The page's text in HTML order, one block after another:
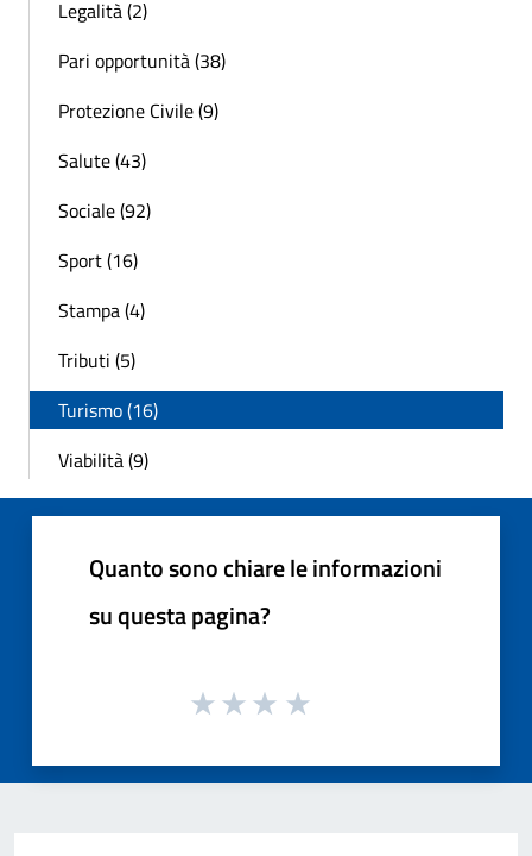
Legalità (2)
Pari opportunità (38)
Protezione Civile (9)
Salute (43)
Sociale (92)
Sport (16)
Stampa (4)
Tributi (5)
Turismo (16)
Viabilità (9)
Quanto sono chiare le informazioni
su questa pagina?